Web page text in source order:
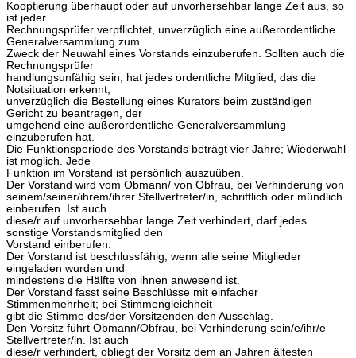
Kooptierung überhaupt oder auf unvorhersehbar lange Zeit aus, so
ist jeder
Rechnungsprüfer verpflichtet, unverzüglich eine außerordentliche
Generalversammlung zum
Zweck der Neuwahl eines Vorstands einzuberufen. Sollten auch die
Rechnungsprüfer
handlungsunfähig sein, hat jedes ordentliche Mitglied, das die
Notsituation erkennt,
unverzüglich die Bestellung eines Kurators beim zuständigen
Gericht zu beantragen, der
umgehend eine außerordentliche Generalversammlung
einzuberufen hat.
Die Funktionsperiode des Vorstands beträgt vier Jahre; Wiederwahl
ist möglich. Jede
Funktion im Vorstand ist persönlich auszuüben.
Der Vorstand wird vom Obmann/ von Obfrau, bei Verhinderung von
seinem/seiner/ihrem/ihrer Stellvertreter/in, schriftlich oder mündlich
einberufen. Ist auch
diese/r auf unvorhersehbar lange Zeit verhindert, darf jedes
sonstige Vorstandsmitglied den
Vorstand einberufen.
Der Vorstand ist beschlussfähig, wenn alle seine Mitglieder
eingeladen wurden und
mindestens die Hälfte von ihnen anwesend ist.
Der Vorstand fasst seine Beschlüsse mit einfacher
Stimmenmehrheit; bei Stimmengleichheit
gibt die Stimme des/der Vorsitzenden den Ausschlag.
Den Vorsitz führt Obmann/Obfrau, bei Verhinderung sein/e/ihr/e
Stellvertreter/in. Ist auch
diese/r verhindert, obliegt der Vorsitz dem an Jahren ältesten